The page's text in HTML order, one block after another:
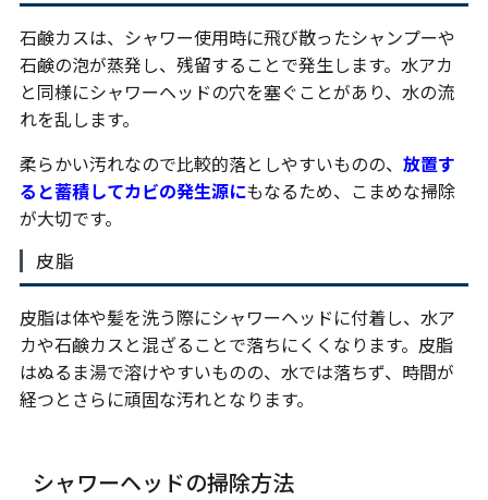
石鹸カスは、シャワー使用時に飛び散ったシャンプーや
石鹸の泡が蒸発し、残留することで発生します。水アカ
と同様にシャワーヘッドの穴を塞ぐことがあり、水の流
れを乱します。
柔らかい汚れなので比較的落としやすいものの、 放置す
ると蓄積してカビの発生源にもなるため、こまめな掃除
が大切です。
皮脂
皮脂は体や髪を洗う際にシャワーヘッドに付着し、水ア
カや石鹸カスと混ざることで落ちにくくなります。皮脂
はぬるま湯で溶けやすいものの、水では落ちず、時間が
経つとさらに頑固な汚れとなります。
シャワーヘッドの掃除方法